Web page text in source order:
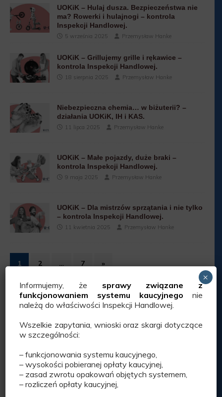
UOKiK – Hulaj dusza. Bezpieczeństwa nie
ma? Rowerki i hulajnogi – kontrola
Inspekcji Handlowej.
5 września 2025 Przemysław Hanke
UOKiK – Grillujemy grille i rękawice –
kontrola Inspekcji Handlowej.
18 sierpnia 2025 Przemysław Hanke
Niebezpieczna chemia… w biżuterii? –
działania UOKiK, IH i KAS.
11 lipca 2025 Przemysław Hanke
UOKiK – Małe pojazdy, duże braki –
kontrola Inspekcji Handlowej.
9 maja 2025 Przemysław Hanke
UOKiK – Dla mistrzów sprzątania i nie tylko
– kontrola Inspekcji Handlowej.
11 kwietnia 2025 Przemysław Hanke
1 2 … 7 »
KONTAKT:
Inspekcji Handlowej
w Gdańsku
ul. Marii Konopnickiej 4
80-240 Gdańsk
Informujemy, że sprawy związane z
funkcjonowaniem systemu kaucyjnego nie
należą do właściwości Inspekcji Handlowej.
Wszelkie zapytania, wnioski oraz skargi dotyczące
w szczególności:
– funkcjonowania systemu kaucyjnego,
– wysokości pobieranej opłaty kaucyjnej,
– zasad zwrotu opakowań objętych systemem,
– rozliczeń opłaty kaucyjnej,
×